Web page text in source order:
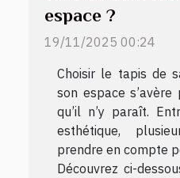
espace ?
19/11/2025 00:24
Choisir le tapis de
son espace
qu’il n’y paraît.
esthétique,
prendre en compte
Découvrez ci-